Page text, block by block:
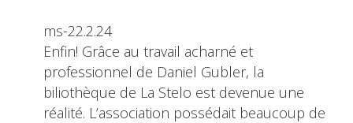
ms-22.2.24
Enfin! Grâce au travail acharné et
professionnel de Daniel Gubler, la
biliothèque de La Stelo est devenue une
réalité. L’association possédait beaucoup de